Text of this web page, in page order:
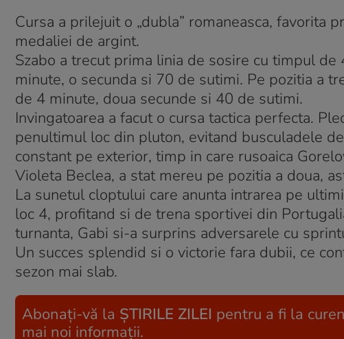
Cursa a prilejuit o „dubla” romaneasca, favorita
medaliei de argint.
Szabo a trecut prima linia de sosire cu timpul
minute, o secunda si 70 de sutimi. Pe pozitia a
de 4 minute, doua secunde si 40 de sutimi.
Invingatoarea a facut o cursa tactica perfecta.
penultimul loc din pluton, evitand busculadele
constant pe exterior, timp in care rusoaica
Violeta Beclea, a stat mereu pe pozitia a doua,
La sunetul cloptului care anunta intrarea pe
loc 4, profitand si de trena sportivei din
turnanta, Gabi si-a surprins adversarele cu
Un succes splendid si o victorie fara dubii, ce
sezon mai slab.
Abonați-vă la ȘTIRILE ZILEI pentru a fi la
mai noi informații.